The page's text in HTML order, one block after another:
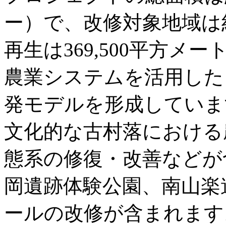
ー）で、改修対象地域
再生は369,500平方メー
農業システムを活用し
発モデルを形成してい
文化的な古村落におけ
態系の修復・改善など
岡遺跡体験公園、南山
ールの改修が含まれま